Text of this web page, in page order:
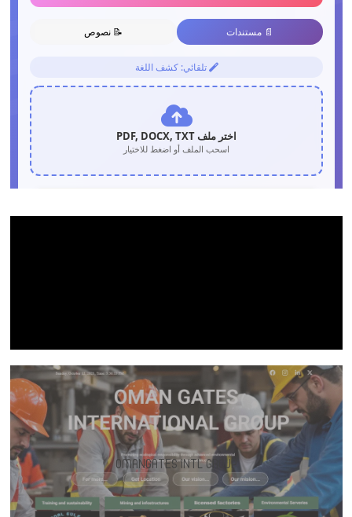
OMANGATES INTL GROUP